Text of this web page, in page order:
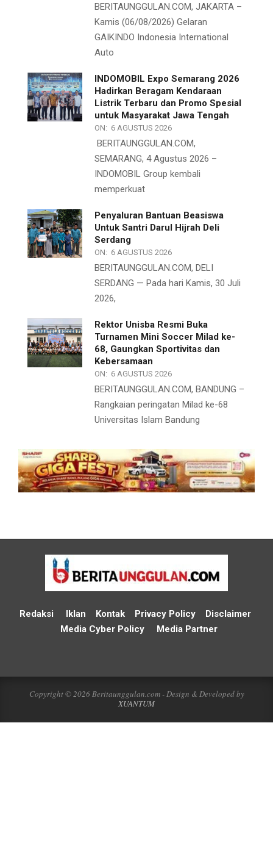
BERITAUNGGULAN.COM, JAKARTA –
Kamis (06/08/2026) Gelaran
GAIKINDO Indonesia International
Auto
INDOMOBIL Expo Semarang 2026
Hadirkan Beragam Kendaraan
Listrik Terbaru dan Promo Spesial
untuk Masyarakat Jawa Tengah
ON: 6 AGUSTUS 2026
BERITAUNGGULAN.COM,
SEMARANG, 4 Agustus 2026 –
INDOMOBIL Group kembali
memperkuat
Penyaluran Bantuan Beasiswa
Untuk Santri Darul Hijrah Deli
Serdang
ON: 6 AGUSTUS 2026
BERITAUNGGULAN.COM, DELI
SERDANG — Pada hari Kamis, 30 Juli
2026,
Rektor Unisba Resmi Buka
Turnamen Mini Soccer Milad ke-
68, Gaungkan Sportivitas dan
Kebersamaan
ON: 6 AGUSTUS 2026
BERITAUNGGULAN.COM, BANDUNG –
Rangkaian peringatan Milad ke-68
Universitas Islam Bandung
Redaksi Iklan Kontak Privacy Policy
Disclaimer
Media Cyber Policy
Media Partner
Copyright © 2026 Beritaunggulan.com - Design & Developed by
XUANTUM